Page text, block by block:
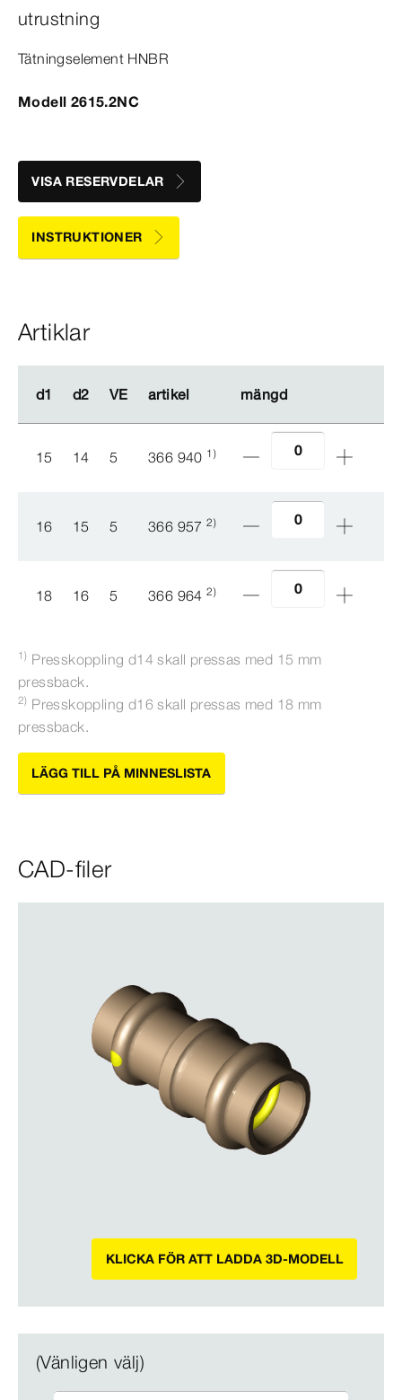
utrustning
Tätningselement HNBR
Modell 2615.2NC
VISA RESERVDELAR
INSTRUKTIONER
Artiklar
d1 d2 VE artikel mängd
d1 d2 VE artikel mängd
15 14 5 366 940 1)
16 15 5 366 9572)
18 16 5 366 9642)
1) Presskoppling d14 skall pressas med 15 mm
pressback.
2) Presskoppling d16 skall pressas med 18 mm
pressback.
LÄGG TILL PÅ MINNESLISTA
CAD-filer
KLICKA FÖR ATT LADDA 3D-MODELL
(Vänligen välj)